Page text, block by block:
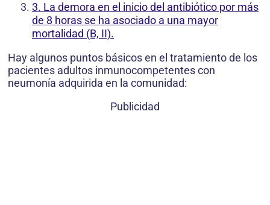
3. La demora en el inicio del antibiótico por más
de 8 horas se ha asociado a una mayor
mortalidad (B, II).
Hay algunos puntos básicos en el tratamiento de los
pacientes adultos inmunocompetentes con
neumonía adquirida en la comunidad:
Publicidad